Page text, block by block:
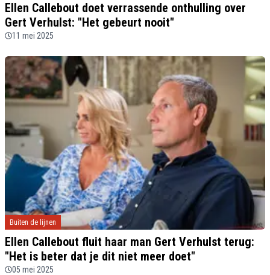
Ellen Callebout doet verrassende onthulling over
Gert Verhulst: "Het gebeurt nooit"
11 mei 2025
Buiten de lijnen
Ellen Callebout fluit haar man Gert Verhulst terug:
"Het is beter dat je dit niet meer doet"
05 mei 2025